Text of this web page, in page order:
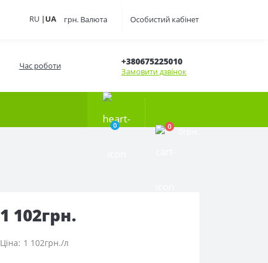
RU | UA грн. Валюта Особистий кабінет
Час роботи +380675225010
Замовити дзвінок
0 0
1 102грн.
1 102грн./л